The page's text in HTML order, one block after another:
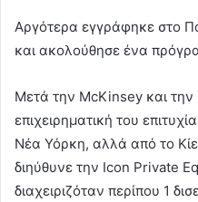
Αργότερα εγγράφηκε στο
και ακολούθησε ένα
Μετά την McKinsey και
επιχειρηματική του
Νέα Υόρκη, αλλά από το
διηύθυνε την Icon Private
διαχειριζόταν περίπου 1